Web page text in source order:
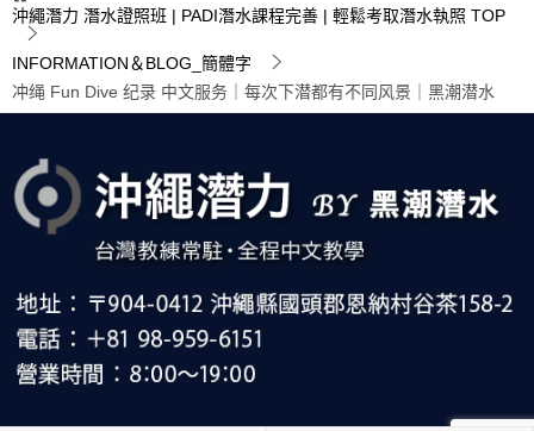
沖繩潛力 潛水證照班 | PADI潛水課程完善 | 輕鬆考取潛水執照 TOP
INFORMATION＆BLOG_簡體字
冲绳 Fun Dive 纪录 中文服务｜每次下潜都有不同风景｜黑潮潜水